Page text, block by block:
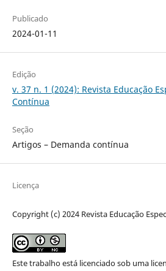
Publicado
2024-01-11
Edição
v. 37 n. 1 (2024): Revista Educação
Contínua
Seção
Artigos – Demanda contínua
Licença
Copyright (c) 2024 Revista Educação
Este trabalho está licenciado sob uma